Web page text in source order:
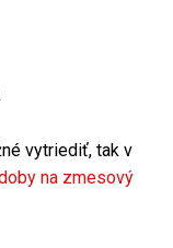
vytriediť, tak v
na zmesový